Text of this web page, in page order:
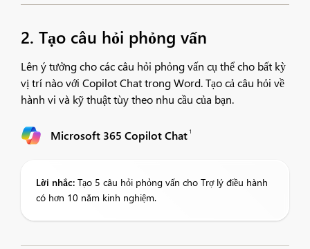
2. Tạo câu hỏi phỏng vấn
Lên ý tưởng cho các câu hỏi phỏng vấn cụ thể cho bất kỳ
vị trí nào với Copilot Chat trong Word. Tạo cả câu hỏi về
hành vi và kỹ thuật tùy theo nhu cầu của bạn.
Microsoft 365 Copilot Chat 1
Lời nhắc: Tạo 5 câu hỏi phỏng vấn cho Trợ lý điều hành
có hơn 10 năm kinh nghiệm.